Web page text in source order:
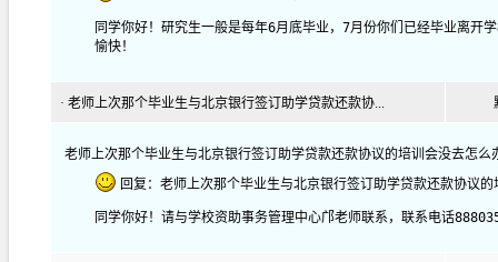
同学你好！研究生一般是每年6月底毕业，7月份你们已经毕业离开
愉快！
· 老师上次那个毕业生与北京银行签订助学贷款还款协...
老师上次那个毕业生与北京银行签订助学贷款还款协议的培训会没去怎么
回复：老师上次那个毕业生与北京银行签订助学贷款还款协议的
同学你好！请与学校资助事务管理中心邝老师联系，联系电话